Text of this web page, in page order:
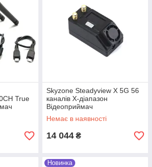
True
Skyzone Steadyview X 5G 56
каналів X-діапазон
Відеоприймач
Немає в наявності
14 044 ₴
Новинка